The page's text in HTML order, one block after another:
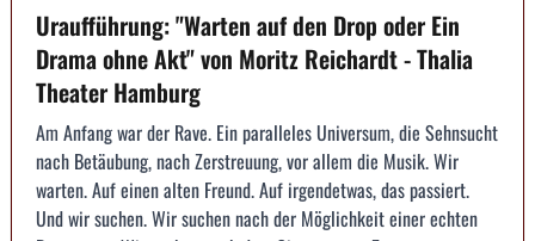
Uraufführung: "Warten auf den Drop oder Ein
Drama ohne Akt" von Moritz Reichardt - Thalia
Theater Hamburg
Am Anfang war der Rave. Ein paralleles Universum, die Sehnsucht
nach Betäubung, nach Zerstreuung, vor allem die Musik. Wir
warten. Auf einen alten Freund. Auf irgendetwas, das passiert.
Und wir suchen. Wir suchen nach der Möglichkeit einer echten